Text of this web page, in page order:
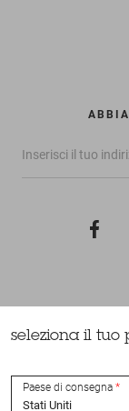
seleziona il tuo
Paese di consegna